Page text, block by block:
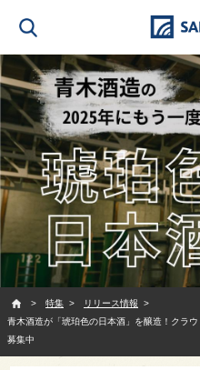
特集
リリース情報
青木酒造が「琥珀色の日本酒」を醸造！クラ
募集中